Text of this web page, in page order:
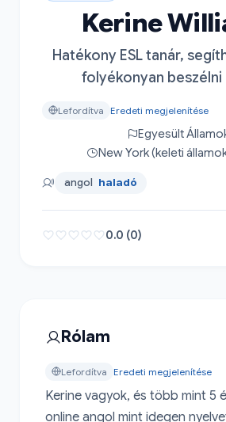
Kerine
Hatékony ESL tanár,
folyékonyan beszélni
Lefordítva Eredeti megjelenítése
Egyesült
New York (keleti
angol haladó
0.0 (0)
Rólam
Lefordítva Eredeti megjelenítése
Kerine vagyok, és több mint 5
online angol mint idegen